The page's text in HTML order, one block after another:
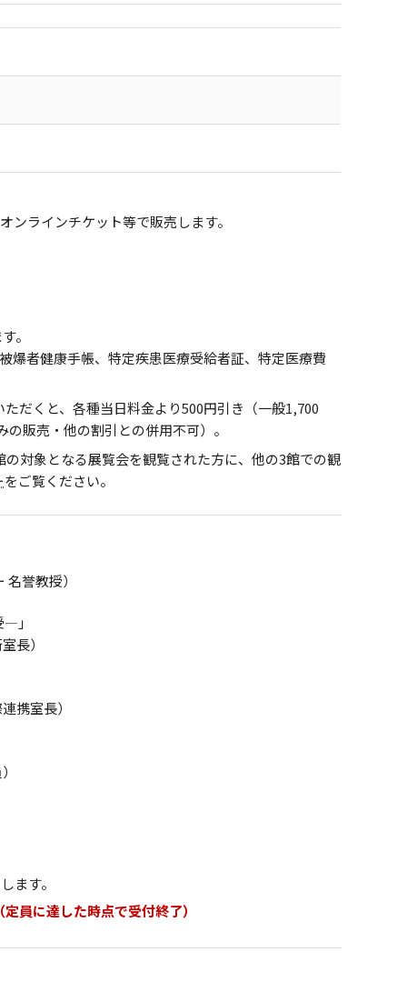
ンラインチケット等で販売します。
。
爆者健康手帳、特定疾患医療受給者証、特定医療費
だくと、各種当日料金より500円引き（一般1,700
販売・他の割引との併用不可）。
対象となる展覧会を観覧された方に、他の3館での観
をご覧ください。
誉教授）
―｣
長）
携室長）
ます。
定員に達した時点で受付終了）